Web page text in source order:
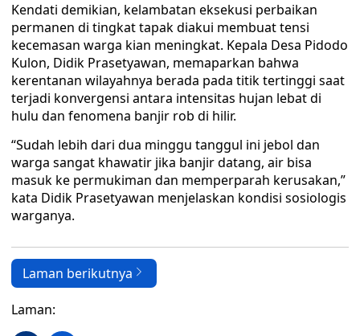
Kendati demikian, kelambatan eksekusi perbaikan
permanen di tingkat tapak diakui membuat tensi
kecemasan warga kian meningkat. Kepala Desa Pidodo
Kulon, Didik Prasetyawan, memaparkan bahwa
kerentanan wilayahnya berada pada titik tertinggi saat
terjadi konvergensi antara intensitas hujan lebat di
hulu dan fenomena banjir rob di hilir.
“Sudah lebih dari dua minggu tanggul ini jebol dan
warga sangat khawatir jika banjir datang, air bisa
masuk ke permukiman dan memperparah kerusakan,”
kata Didik Prasetyawan menjelaskan kondisi sosiologis
warganya.
Laman berikutnya
Laman: